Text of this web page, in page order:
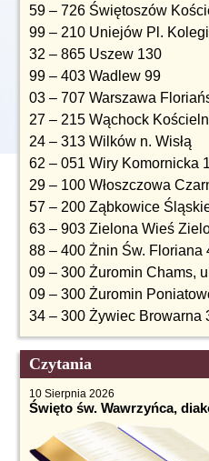
59 – 726 Świętoszów
99 – 210 Uniejów Pl.
32 – 865 Uszew 130
99 – 403 Wadlew 99
03 – 707 Warszawa
27 – 215 Wąchock
24 – 313 Wilków n. Wisłą
62 – 051 Wiry Komornicka
29 – 100 Włoszczowa
57 – 200 Ząbkowice
63 – 903 Zielona Wieś
88 – 400 Żnin Św. Floriana
09 – 300 Żuromin Chams,
09 – 300 Żuromin
34 – 300 Żywiec Browarna
Czytania
10 Sierpnia 2026
Święto św. Wawrzyńca,